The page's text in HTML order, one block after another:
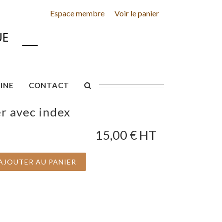
Espace membre Voir le panier
CONTACT
avec index
15,00 € HT
AU PANIER